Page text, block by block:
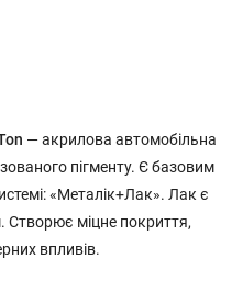
— акрилова автомобільна
пігменту. Є базовим
«Металік+Лак». Лак є
міцне покриття,
впливів.